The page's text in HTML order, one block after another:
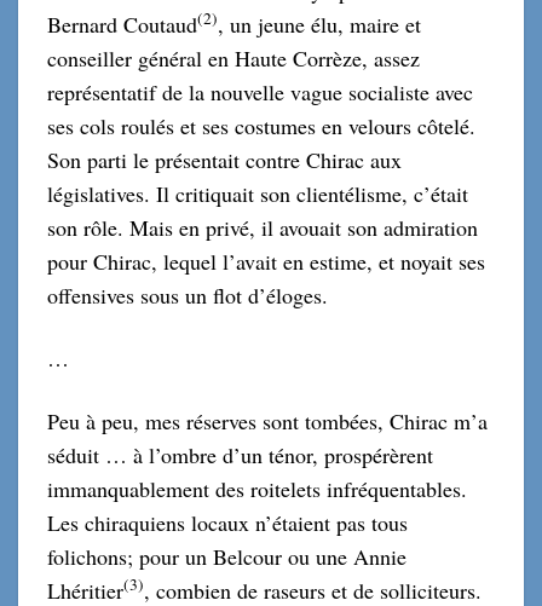
Bernard Coutaud(2), un jeune élu, maire et
conseiller général en Haute Corrèze, assez
représentatif de la nouvelle vague socialiste avec
ses cols roulés et ses costumes en velours côtelé.
Son parti le présentait contre Chirac aux
législatives. Il critiquait son clientélisme, c’était
son rôle. Mais en privé, il avouait son admiration
pour Chirac, lequel l’avait en estime, et noyait ses
offensives sous un flot d’éloges.
…
Peu à peu, mes réserves sont tombées, Chirac m’a
séduit … à l’ombre d’un ténor, prospérèrent
immanquablement des roitelets infréquentables.
Les chiraquiens locaux n’étaient pas tous
folichons; pour un Belcour ou une Annie
Lhéritier(3), combien de raseurs et de solliciteurs.